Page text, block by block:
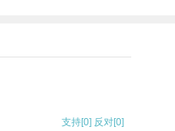
支持[0] 反对[0]